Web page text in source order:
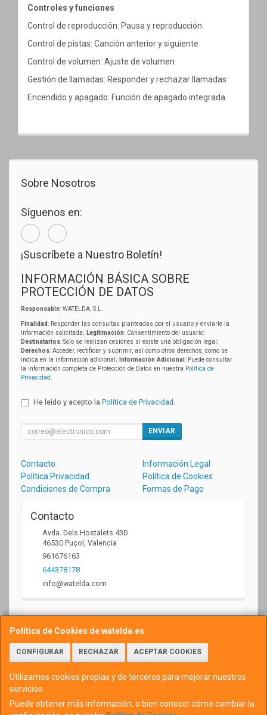
Controles y funciones
Control de reproducción: Pausa y reproducción
Control de pistas: Canción anterior y siguiente
Control de volumen: Ajuste de volumen
Gestión de llamadas: Responder y rechazar llamadas
Encendido y apagado: Función de apagado integrada
Política de Cookies de watelda.es
CONFIGURAR RECHAZAR ACEPTAR COOKIES
Utilizamos cookies propias y de terceros para mejorar nuestros
servicios.
Puede obtener más información, o bien conocer cómo cambiar la
Sobre Nosotros
Síguenos en:
¡Suscríbete a Nuestro Boletín!
INFORMACIÓN BÁSICA SOBRE
PROTECCIÓN DE DATOS
Responsable: WATELDA, S.L.
Finalidad: Responder las consultas planteadas por el usuario y enviarle la
información solicitada; Legitimación: Consentimiento del usuario;
Destinatarios: Solo se realizan cesiones si existe una obligación legal;
Derechos: Acceder, rectificar y suprimir, así como otros derechos, como se
indica en la información adicional;
Información Adicional : Puede consultar
la información completa de Protección de Datos en nuestra Política de
Privacidad
He leído y acepto la Política de Privacidad
ENVIAR
Contacto
Información Legal
Política Privacidad
Política de Cookies
Condiciones de Compra
Formas de Pago
Contacto
Avda. Dels Hostalets 43D
46530 Puçol Valencia
961676163
644378178
info@watelda.com